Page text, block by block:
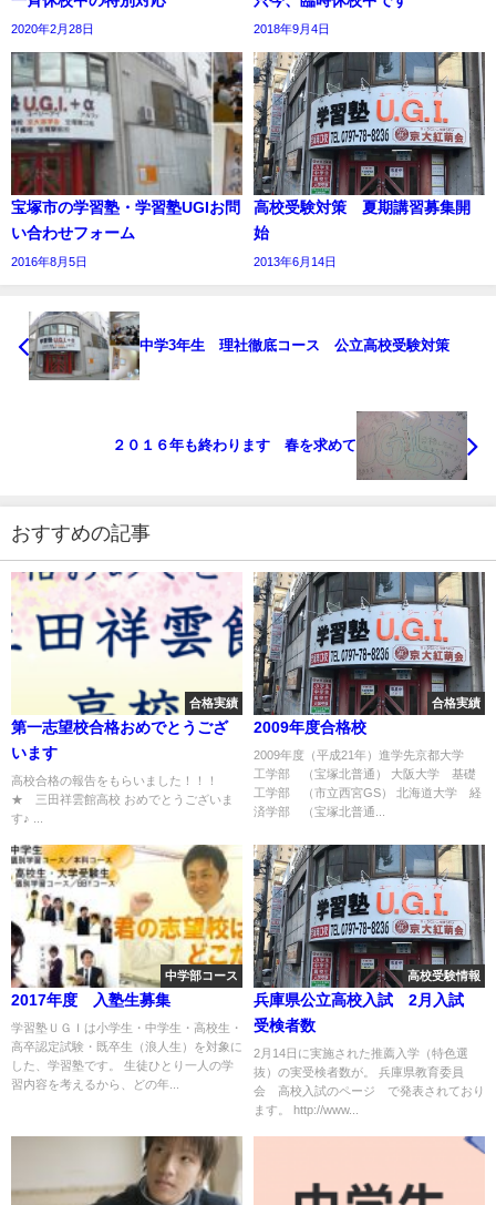
2020年2月28日 2018年9月4日
宝塚市の学習塾・学習塾UGIお問
い合わせフォーム
2016年8月5日
高校受験対策 夏期講習募集開
始
2013年6月14日
中学3年生 理社徹底コース 公立高校受験対策
２０１６年も終わります 春を求めて
おすすめの記事
合格実績
第一志望校合格おめでとうござ
います
高校合格の報告をもらいました！！！
★ 三田祥雲館高校 おめでとうございま
す♪ ...
合格実績
2009年度合格校
2009年度（平成21年）進学先京都大学
工学部 （宝塚北普通） 大阪大学 基礎
工学部 （市立西宮GS） 北海道大学 経
済学部 （宝塚北普通...
中学部コース
2017年度 入塾生募集
学習塾ＵＧＩは小学生・中学生・高校生・
高卒認定試験・既卒生（浪人生）を対象に
した、学習塾です。 生徒ひとり一人の学
習内容を考えるから、どの年...
高校受験情報
兵庫県公立高校入試 2月入試
受検者数
2月14日に実施された推薦入学（特色選
抜）の実受検者数が。 兵庫県教育委員
会 高校入試のページ で発表されており
ます。 http://www...